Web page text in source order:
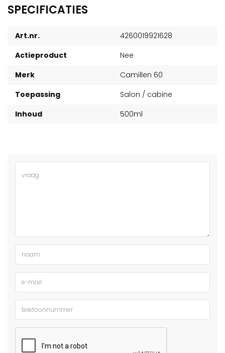
SPECIFICATIES
Art.nr.
4260019921628
Actieproduct
Nee
Merk
Camillen 60
Toepassing
Salon / cabine
Inhoud
500ml